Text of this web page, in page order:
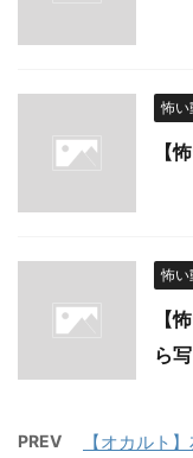
怖い
【
怖い
【
ら
PREV 【オカルト